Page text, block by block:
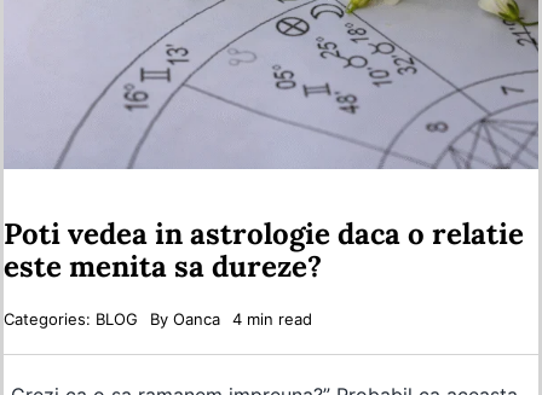
Poti vedea in astrologie daca o relatie
este menita sa dureze?
Categories: BLOG By Oanca 4 min read